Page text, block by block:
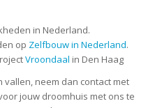
in Nederland.
op Zelfbouw in Nederland.
Vroondaal in Den Haag
vallen, neem dan contact met
jouw droomhuis met ons te